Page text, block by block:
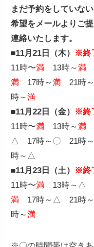
まだ予約をしていな
希望をメールよりご
連絡いたします。
■11月21日（木） ※終
11時〜満 13時～満
満 17時～満 21時
時～満
■11月22日（金） ※終
11時〜満 13時～満
△ 17時～〇 21時
時～△
■11月23日（土） ※終
11時〜満 13時～△
満 17時～△ 21時
時～満